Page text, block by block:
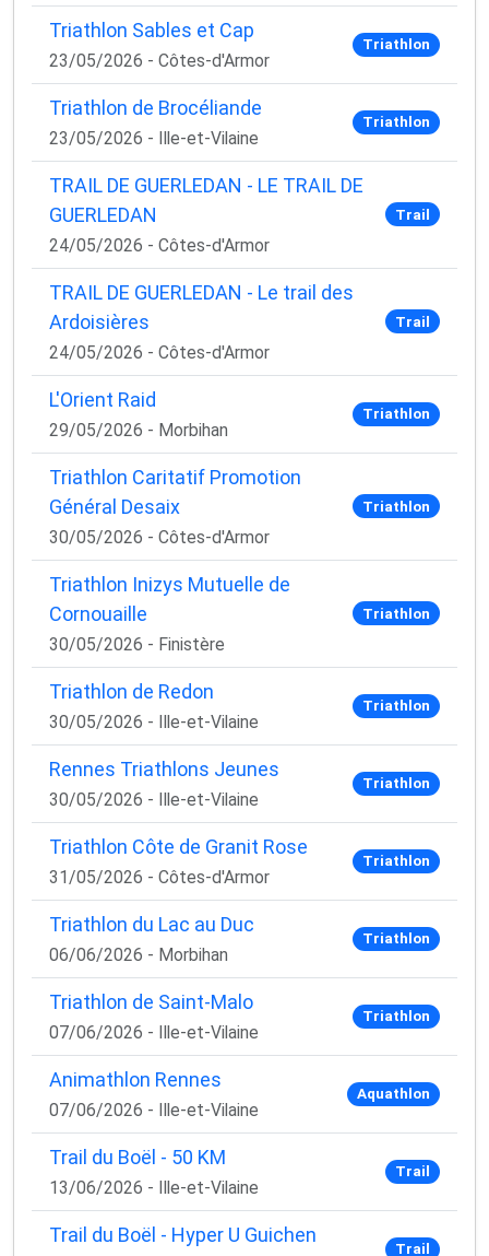
Triathlon Sables et Cap
23/05/2026 - Côtes-d'Armor
Triathlon
Triathlon de Brocéliande
23/05/2026 - Ille-et-Vilaine
Triathlon
TRAIL DE GUERLEDAN - LE TRAIL DE
GUERLEDAN
24/05/2026 - Côtes-d'Armor
Trail
TRAIL DE GUERLEDAN - Le trail des
Ardoisières
24/05/2026 - Côtes-d'Armor
Trail
L'Orient Raid
29/05/2026 - Morbihan
Triathlon
Triathlon Caritatif Promotion
Général Desaix
30/05/2026 - Côtes-d'Armor
Triathlon
Triathlon Inizys Mutuelle de
Cornouaille
30/05/2026 - Finistère
Triathlon
Triathlon de Redon
30/05/2026 - Ille-et-Vilaine
Triathlon
Rennes Triathlons Jeunes
30/05/2026 - Ille-et-Vilaine
Triathlon
Triathlon Côte de Granit Rose
31/05/2026 - Côtes-d'Armor
Triathlon
Triathlon du Lac au Duc
06/06/2026 - Morbihan
Triathlon
Triathlon de Saint-Malo
07/06/2026 - Ille-et-Vilaine
Triathlon
Animathlon Rennes
07/06/2026 - Ille-et-Vilaine
Aquathlon
Trail du Boël - 50 KM
13/06/2026 - Ille-et-Vilaine
Trail
Trail du Boël - Hyper U Guichen
Trail